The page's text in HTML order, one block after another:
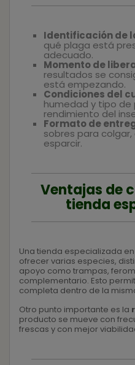
Identificación de
qué plaga está
adecuado.
Momento de
resultados se
está empezando.
Condiciones del
humedad y tipo de
rendimiento del
Formato de
sobres para
esparcir.
Ventajas de
tienda
Una tienda especializada
ofrecer varias especies,
apoyo como trampas,
complementario. Esto
completa dentro de la
Otro punto importante es la
producto se mueve con
frescas y con mejor